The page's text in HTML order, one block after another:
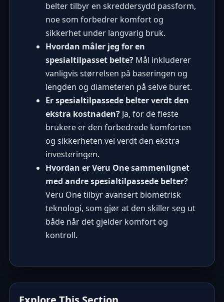
belter tilbyr en skreddersydd passform,
noe som forbedrer komfort og
sikkerhet under langvarig bruk.
Hvordan måler jeg for en
spesialtilpasset belte?Mål inkluderer
vanligvis størrelsen på baseringen og
lengden og diameteren på selve buret.
Er spesialtilpassede belter verdt den
ekstra kostnaden?Ja, for de fleste
brukere er den forbedrede komforten
og sikkerheten vel verdt den ekstra
investeringen.
Hvordan er Veru One sammenlignet
med andre spesialtilpassede belter?
Veru One tilbyr avansert biometrisk
teknologi, som gjør at den skiller seg ut
både når det gjelder komfort og
kontroll.